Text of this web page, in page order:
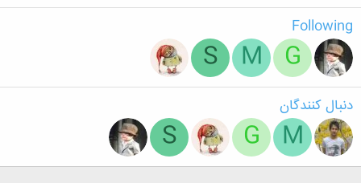
Following
G
M
S
دنبال کنندگان
M
G
S